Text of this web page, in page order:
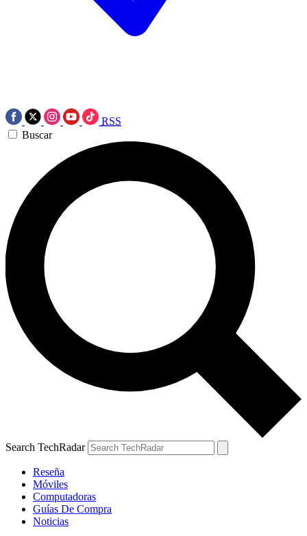
RSS
Buscar
Search TechRadar
Reseña
Móviles
Computadoras
Guías De Compra
Noticias